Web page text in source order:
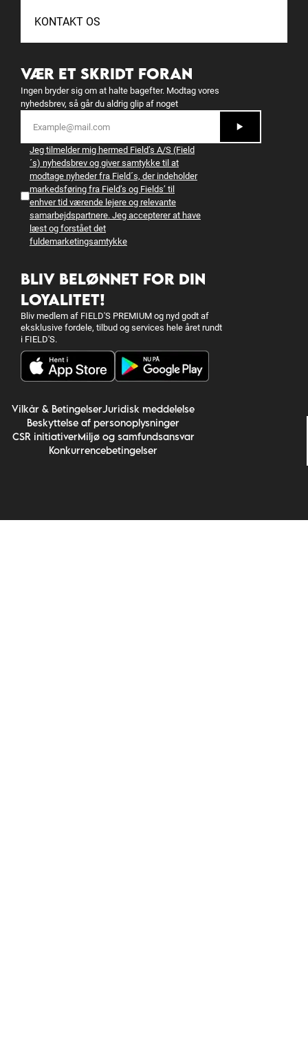
KONTAKT OS
VÆR ET SKRIDT FORAN
Ingen bryder sig om at halte bagefter. Modtag vores
nyhedsbrev, så går du aldrig glip af noget
Jeg tilmelder mig hermed Field’s A/S (Field
´s) nyhedsbrev og giver samtykke til at
modtage nyheder fra Field´s, der indeholder
markedsføring fra Field’s og Fields’ til
enhver tid værende lejere og relevante
samarbejdspartnere. Jeg accepterer at have
læst og forstået det
fuldemarketingsamtykke
BLIV BELØNNET FOR DIN
LOYALITET!
Bliv medlem af FIELD'S PREMIUM og nyd godt af
eksklusive fordele, tilbud og services hele året rundt
i FIELD'S.
Vilkår & BetingelserJuridisk meddelelse
Beskyttelse af personoplysninger
CSR initiativerMiljø og samfundsansvar
Konkurrencebetingelser